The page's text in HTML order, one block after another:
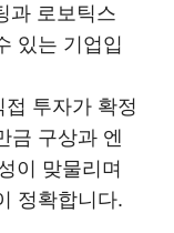
과 로보틱스
있는 기업입
투자가 확정
금 구상과 엔
이 맞물리며
정확합니다.